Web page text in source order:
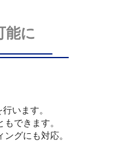
能に
います。
できます。
グにも対応。